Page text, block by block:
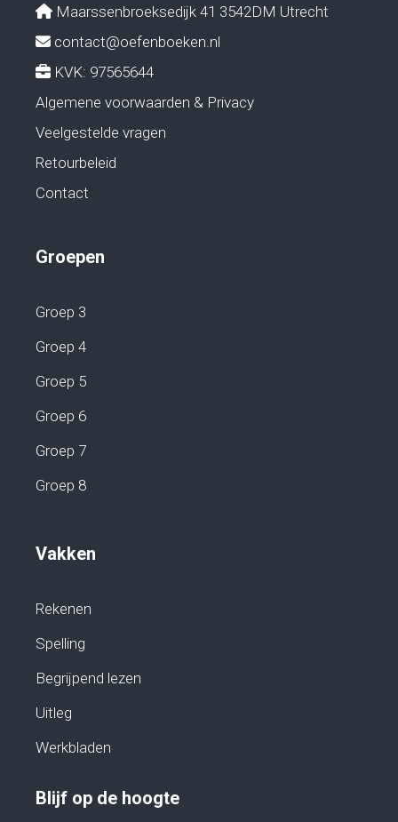
Maarssenbroeksedijk 41 3542DM Utrecht
contact@oefenboeken.nl
KVK: 97565644
Algemene voorwaarden & Privacy
Veelgestelde vragen
Retourbeleid
Contact
Groepen
Groep 3
Groep 4
Groep 5
Groep 6
Groep 7
Groep 8
Vakken
Rekenen
Spelling
Begrijpend lezen
Uitleg
Werkbladen
Blijf op de hoogte